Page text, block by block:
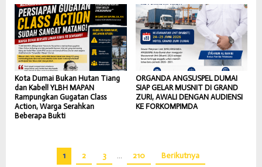
Kota Dumai Bukan Hutan Tiang
dan Kabel! YLBH MAPAN
Rampungkan Gugatan Class
Action, Warga Serahkan
Beberapa Bukti
ORGANDA ANGSUSPEL DUMAI
SIAP GELAR MUSNIT DI GRAND
ZURI, AWALI DENGAN AUDIENSI
KE FORKOMPIMDA
1 2 3 … 210 Berikutnya